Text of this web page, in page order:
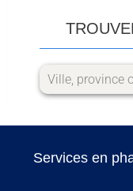
Services en